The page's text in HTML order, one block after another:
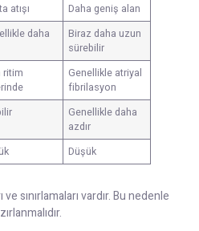
atışı
Daha geniş alan
daha
Biraz daha uzun
sürebilir
ritim
Genellikle atriyal
fibrilasyon
Genellikle daha
azdır
Düşük
sınırlamaları vardır. Bu nedenle